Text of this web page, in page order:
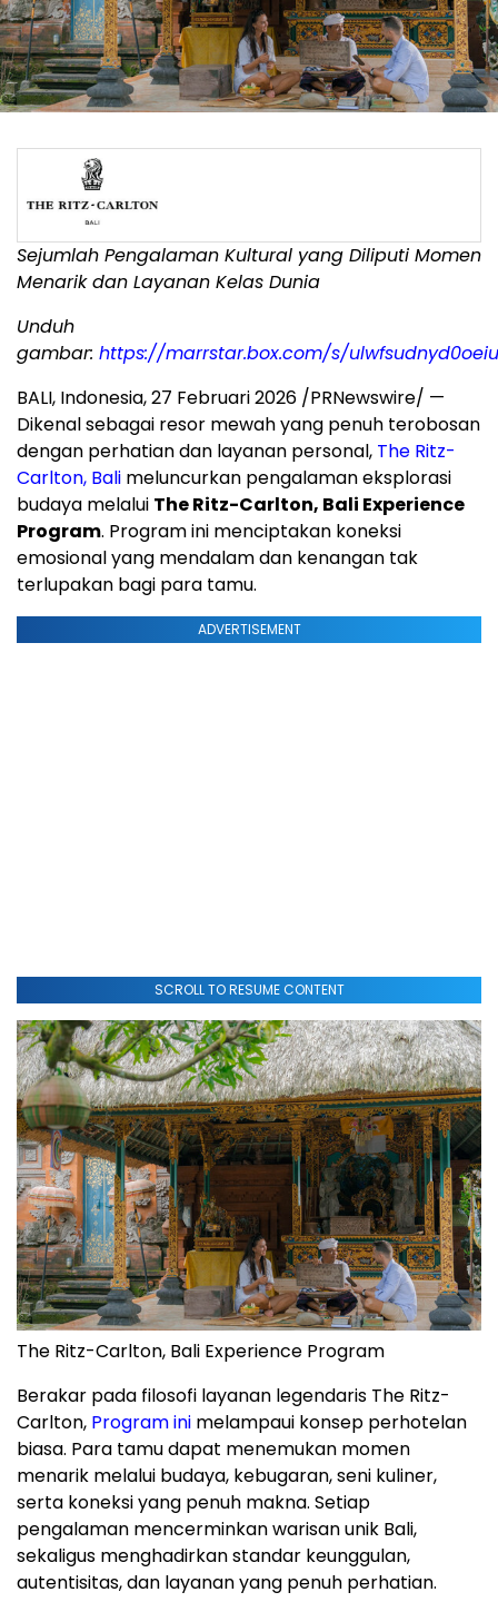
Sejumlah Pengalaman Kultural yang Diliputi Momen
Menarik dan Layanan Kelas Dunia
Unduh
gambar: https://marrstar.box.com/s/
BALI, Indonesia, 27 Februari 2026 /PRNewswire/ —
Dikenal sebagai resor mewah yang penuh terobosan
dengan perhatian dan layanan personal, The Ritz-
Carlton, Bali meluncurkan pengalaman eksplorasi
budaya melalui The Ritz-Carlton, Bali Experience
Program. Program ini menciptakan koneksi
emosional yang mendalam dan kenangan tak
terlupakan bagi para tamu.
ADVERTISEMENT
SCROLL TO RESUME CONTENT
The Ritz-Carlton, Bali Experience Program
Berakar pada filosofi layanan legendaris The Ritz-
Carlton, Program ini melampaui konsep perhotelan
biasa. Para tamu dapat menemukan momen
menarik melalui budaya, kebugaran, seni kuliner,
serta koneksi yang penuh makna. Setiap
pengalaman mencerminkan warisan unik Bali,
sekaligus menghadirkan standar keunggulan,
autentisitas, dan layanan yang penuh perhatian.